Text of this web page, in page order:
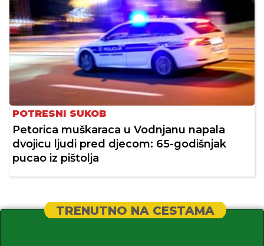
POTRESNI SUKOB
Petorica muškaraca u Vodnjanu napala
dvojicu ljudi pred djecom: 65-godišnjak
pucao iz pištolja
TRENUTNO NA CESTAMA